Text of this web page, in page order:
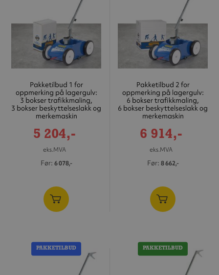
Pakketilbud 1 for
oppmerking på lagergulv:
3 bokser trafikkmaling,
3 bokser beskyttelseslakk og
merkemaskin
Tilbudspris
5 204,-
eks.MVA
Før 6 078,-
Pakketilbud 2 for
oppmerking på lagergulv:
6 bokser trafikkmaling,
6 bokser beskyttelseslakk og
merkemaskin
Tilbudspris
6 914,-
eks.MVA
Før 8 662,-
PAKKETILBUD PAKKETILBUD